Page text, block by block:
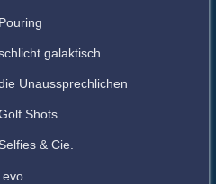
Pouring
galaktisch
Unaussprechlichen
Shots
Selfies & Cie.
evo